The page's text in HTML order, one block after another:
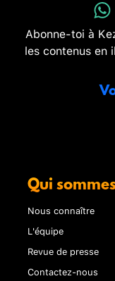
Abonne-toi à
les contenus
Qui
Nous connaître
L'équipe
Revue de presse
Contactez-nous